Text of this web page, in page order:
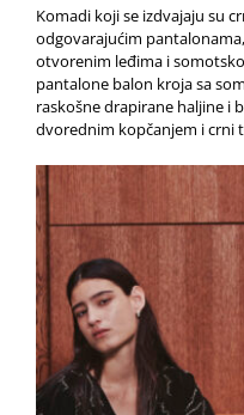
Komadi koji se izdvajaju su
odgovarajućim
otvorenim leđima i
pantalone balon kroja sa
raskošne drapirane haljine i
dvorednim kopčanjem i crni